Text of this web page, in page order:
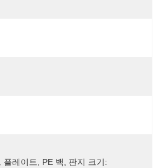
레이트, PE 백, 판지 크기: